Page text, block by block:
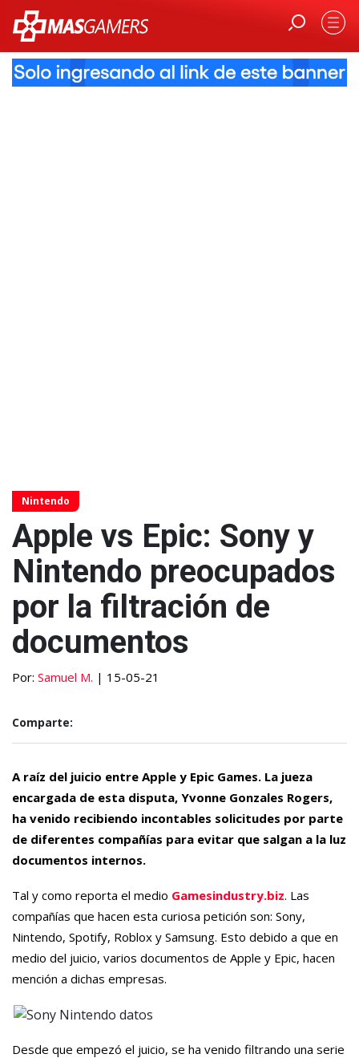
Nintendo
Apple vs Epic: Sony y
Nintendo preocupados
por la filtración de
documentos
Por: Samuel M. | 15-05-21
Comparte:
A raíz del juicio entre Apple y Epic Games. La jueza
encargada de esta disputa, Yvonne Gonzales Rogers,
ha venido recibiendo incontables solicitudes por parte
de diferentes compañías para evitar que salgan a la luz
documentos internos.
Tal y como reporta el medio Gamesindustry.biz. Las
compañías que hacen esta curiosa petición son: Sony,
Nintendo, Spotify, Roblox y Samsung. Esto debido a que en
medio del juicio, varios documentos de Apple y Epic, hacen
mención a dichas empresas.
Desde que empezó el juicio, se ha venido filtrando una serie